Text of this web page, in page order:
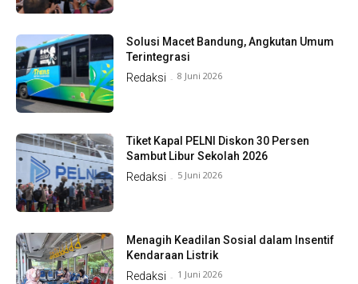
Solusi Macet Bandung, Angkutan Umum
Terintegrasi
Redaksi - 8 Juni 2026
Tiket Kapal PELNI Diskon 30 Persen
Sambut Libur Sekolah 2026
Redaksi - 5 Juni 2026
Menagih Keadilan Sosial dalam Insentif
Kendaraan Listrik
Redaksi - 1 Juni 2026